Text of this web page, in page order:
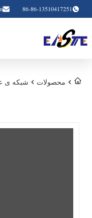
86-86-13510417251
محصولات شبکه ی